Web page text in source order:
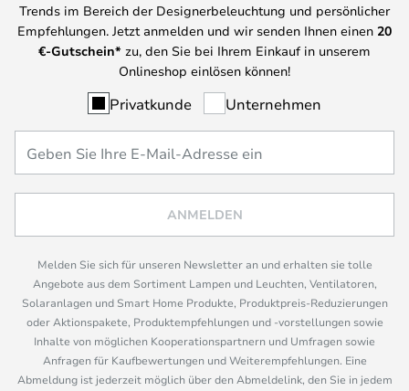
Trends im Bereich der Designerbeleuchtung und persönlicher
Empfehlungen. Jetzt anmelden und wir senden Ihnen einen 20
€-Gutschein* zu, den Sie bei Ihrem Einkauf in unserem
Onlineshop einlösen können!
Privatkunde Unternehmen
ANMELDEN
Melden Sie sich für unseren Newsletter an und erhalten sie tolle
Angebote aus dem Sortiment Lampen und Leuchten, Ventilatoren,
Solaranlagen und Smart Home Produkte, Produktpreis-Reduzierungen
oder Aktionspakete, Produktempfehlungen und -vorstellungen sowie
Inhalte von möglichen Kooperationspartnern und Umfragen sowie
Anfragen für Kaufbewertungen und Weiterempfehlungen. Eine
Abmeldung ist jederzeit möglich über den Abmeldelink, den Sie in jedem